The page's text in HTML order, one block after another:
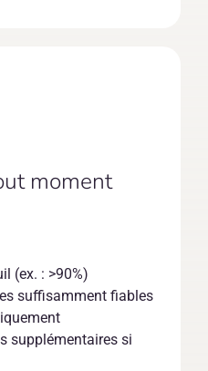
moment
(ex. : >90%)
suffisamment fiables
supplémentaires si